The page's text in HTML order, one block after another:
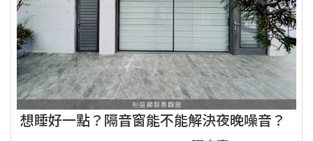
想睡好一點？隔音窗能不能解決夜晚噪音？